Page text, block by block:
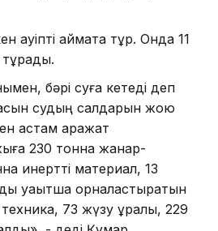
қауіпті аймақта тұр. Онда 11
бәрі суға кетеді деп
судың салдарын жою
астам қаражат
230 тонна жанар-
инертті материал, 13
уақытша орналастыратын
73 жүзу құралы, 229